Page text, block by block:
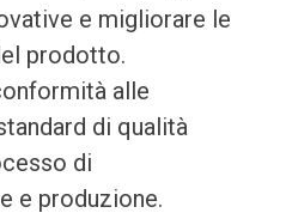
e migliorare le
prodotto.
alle
di qualità
di
e produzione.